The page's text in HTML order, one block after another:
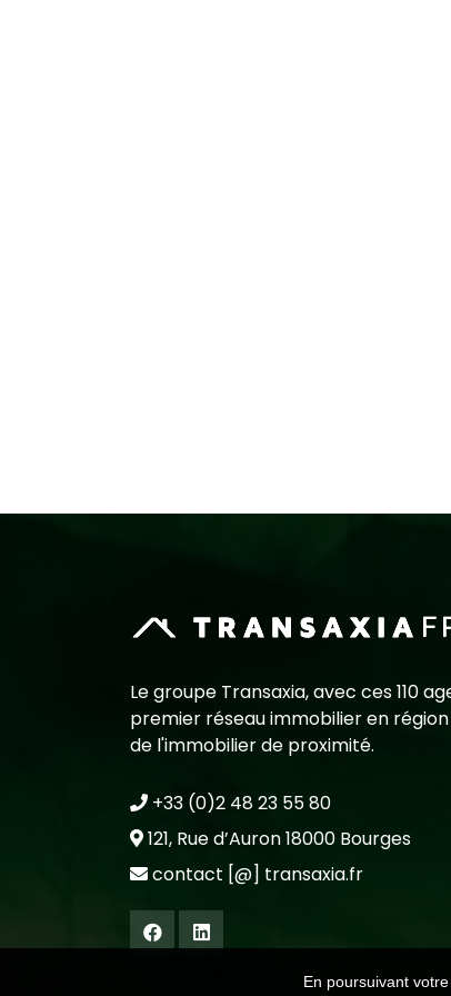
Le groupe Transaxia, avec ces 110
premier réseau immobilier en
de l'immobilier de proximité.
+33 (0)2 48 23 55 80
121, Rue d’Auron 18000 Bourges
contact [@] transaxia.fr
En poursuivant